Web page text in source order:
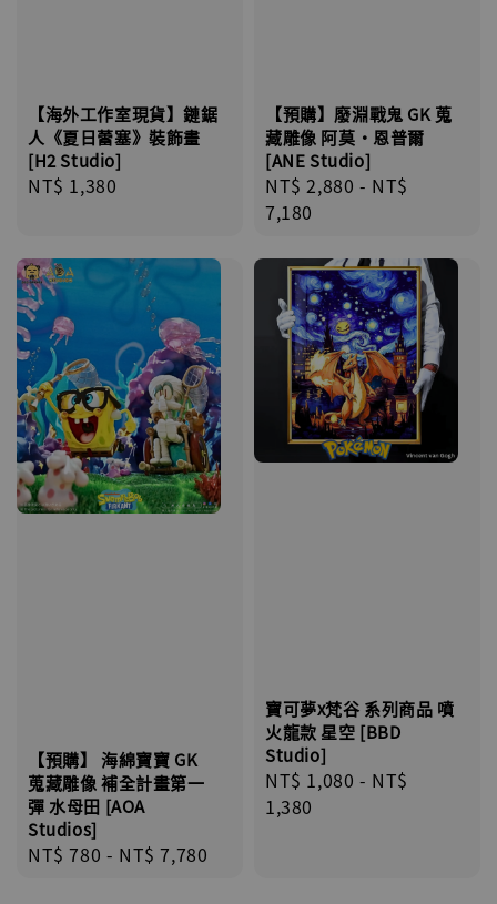
【海外工作室現貨】鏈鋸
人《夏日蕾塞》裝飾畫
[H2 Studio]
Regular
NT$ 1,380
【預購】廢淵戰鬼 GK 蒐
藏雕像 阿莫·恩普爾
[ANE Studio]
Regular
price
NT$ 2,880 - NT$
7,180
【預購】 海綿寶寶 GK
蒐藏雕像 補全計畫第一
彈 水母田 [AOA
Studios]
Regular
NT$ 780 - NT$ 7,780
寶可夢x梵谷 系列商品 噴
火龍款 星空 [BBD
Studio]
Regular
price
NT$ 1,080 - NT$
1,380